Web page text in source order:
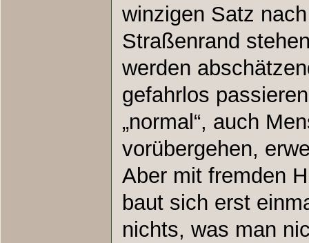
winzigen Satz
Straßenrand
werden
gefahrlos
„normal“, auch
vorübergehen,
Aber mit fremden
baut sich erst
nichts, was man